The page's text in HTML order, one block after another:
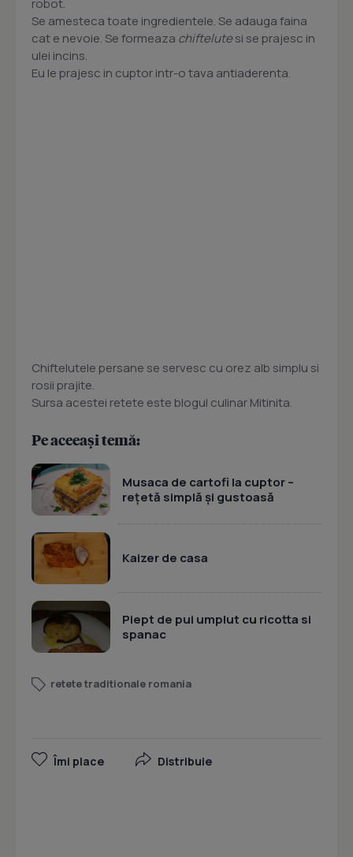
robot.
Se amesteca toate ingredientele. Se adauga faina
cat e nevoie. Se formeaza chiftelutesi se prajesc in
ulei incins.
Eu le prajesc in cuptor intr-o tava antiaderenta.
Chiftelutele persane se servesc cu orez alb simplu si
rosii prajite.
Sursa acestei retete este blogul culinar Mitinita.
Pe aceeași temă:
Musaca de cartofi la cuptor –
rețetă simplă și gustoasă
Kaizer de casa
Piept de pui umplut cu ricotta si
spanac
retete traditionale romania
Îmi place Distribuie